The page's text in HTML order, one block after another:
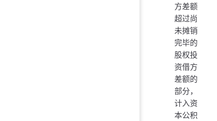
方差额
超过尚
未摊销
完毕的
股权投
资借方
差额的
部分，
计入资
本公积